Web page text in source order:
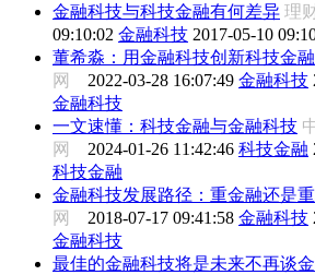
金融科技与科技金融有何差异 理
09:10:02 金融科技 2017-05-10
董希淼：用金融科技创新科技金融
网 2022-03-28 16:07:49 金融科技
金融科技
一文速懂：科技金融与金融科技
网 2024-01-26 11:42:46 科技金融
科技金融
金融科技发展路径：重金融还是
网 2018-07-17 09:41:58 金融科技
金融科技
最佳的金融科技将是未来不再谈